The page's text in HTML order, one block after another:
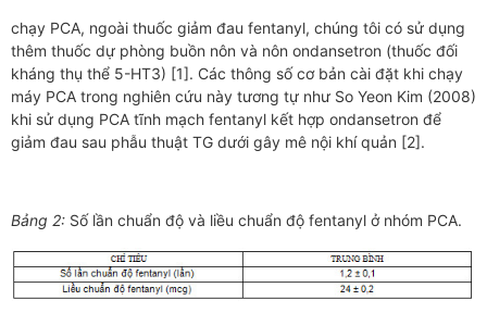
chạy PCA, ngoài thuốc giảm đau fentanyl, chúng tôi có sử dụng
thêm thuốc dự phòng buồn nôn và nôn ondansetron (thuốc đối
kháng thụ thể 5-HT3) [1]. Các thông số cơ bản cài đặt khi chạy
máy PCA trong nghiên cứu này tương tự như So Yeon Kim (2008)
khi sử dụng PCA tĩnh mạch fentanyl kết hợp ondansetron để
giảm đau sau phẫu thuật TG dưới gây mê nội khí quản [2].
Bảng 2: Số lần chuẩn độ và liều chuẩn độ fentanyl ở nhóm PCA.